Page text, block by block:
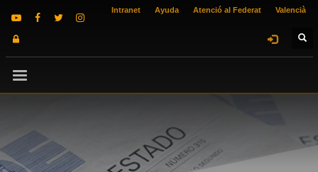
Intranet Ayuda Atenció al Federat Valencià